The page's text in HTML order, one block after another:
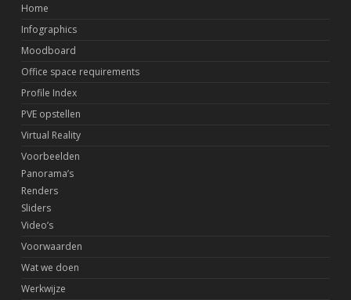
Home
Infographics
Moodboard
Office space requirements
Profile Index
PVE opstellen
Virtual Reality
Voorbeelden
Panorama’s
Renders
Sliders
Video’s
Voorwaarden
Wat we doen
Werkwijze